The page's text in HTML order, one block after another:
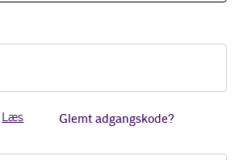
Læs
Glemt adgangskode?